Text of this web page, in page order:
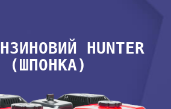
HUNTER
(ШПОНКА)